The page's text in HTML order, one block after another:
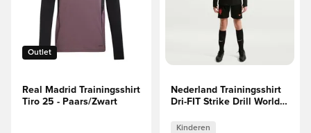
Outlet
Real Madrid Trainingsshirt
Tiro 25 - Paars/Zwart
Nederland Trainingsshirt
Dri-FIT Strike Drill World
Kids
Kinderen